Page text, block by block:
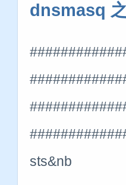
dnsmasq
sts&nb